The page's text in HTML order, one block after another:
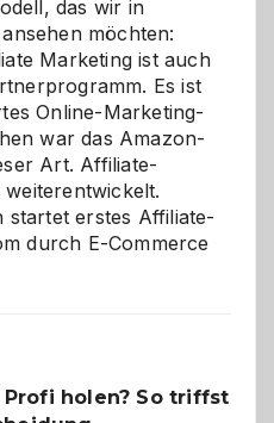
das wir in
möchten:
Marketing ist auch
Es ist
Online-Marketing-
war das Amazon-
Art. Affiliate-
startet erstes Affiliate-
durch E-Commerce
holen? So triffst